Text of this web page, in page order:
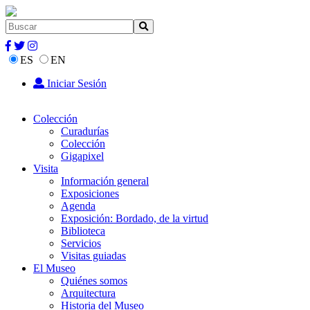
ES
EN
Iniciar Sesión
Colección
Curadurías
Colección
Gigapixel
Visita
Información general
Exposiciones
Agenda
Exposición: Bordado, de la virtud
Biblioteca
Servicios
Visitas guiadas
El Museo
Quiénes somos
Arquitectura
Historia del Museo